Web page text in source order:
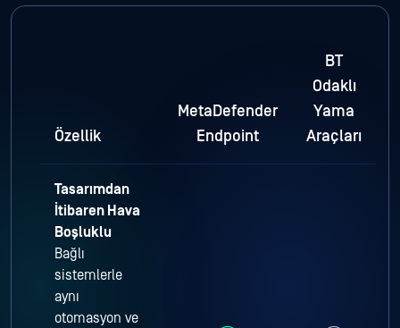
Özellik
MetaDefender
Endpoint
BT
Odaklı
Yama
Araçları
Tasarımdan
İtibaren Hava
Boşluklu
Bağlı
sistemlerle
aynı
otomasyon ve